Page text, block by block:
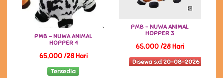
PMB - NUWA ANIMAL
HOPPER 4
65,000 /28 Hari
Tersedia
PMB - NUWA ANIMAL
HOPPER 3
65,000 /28 Hari
Disewa s.d 20-08-2026